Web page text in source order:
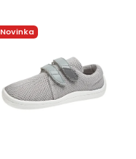
Nejdražší
Nejprodávanější
Abecedně
Novinka